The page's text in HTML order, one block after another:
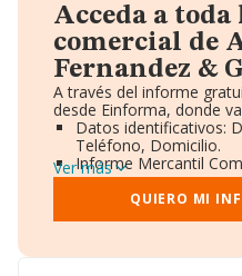
Acceda a
comercial de
Fernandez &
A través del informe
desde Einforma, donde
Datos identificativos:
Teléfono, Domicilio.
Informe Mercantil
Gráficos de Evolución
Consejo de
Directivos y Ejecutivos.
Ver más
QUIERO MI